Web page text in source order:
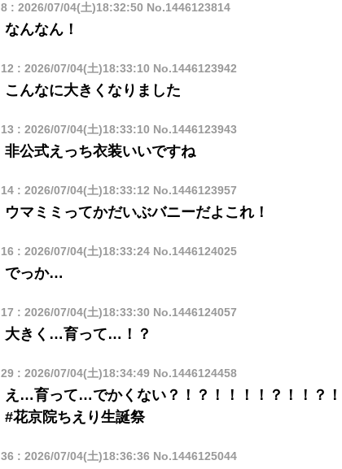
8: 2026/07/04(土)18:32:50 No.1446123814
なんなん！
12 : 2026/07/04(土)18:33:10 No.1446123942
こんなに大きくなりました
13 : 2026/07/04(土)18:33:10 No.1446123943
非公式えっち衣装いいですね
14: 2026/07/04(土)18:33:12 No.1446123957
ウマミミってかだいぶバニーだよこれ！
16 : 2026/07/04(土)18:33:24No.1446124025
でっか…
17 : 2026/07/04(土)18:33:30 No.1446124057
大きく…育って…！？
29: 2026/07/04(土)18:34:49No.1446124458
え…育って…でかくない？！？！！！！？！！？！
#花京院ちえり生誕祭
36 : 2026/07/04(土)18:36:36 No.1446125044